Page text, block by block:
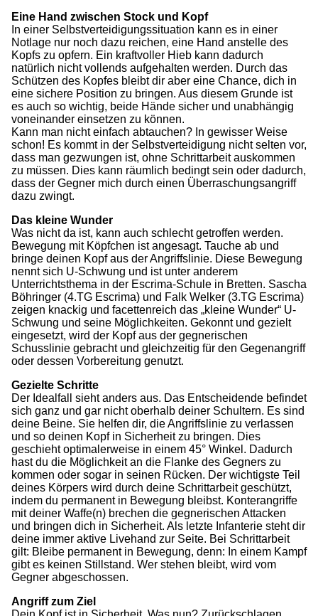
Eine Hand zwischen Stock und Kopf
In einer Selbstverteidigungssituation kann es in einer
Notlage nur noch dazu reichen, eine Hand anstelle des
Kopfs zu opfern. Ein kraftvoller Hieb kann dadurch
natürlich nicht vollends aufgehalten werden. Durch das
Schützen des Kopfes bleibt dir aber eine Chance, dich in
eine sichere Position zu bringen. Aus diesem Grunde ist
es auch so wichtig, beide Hände sicher und unabhängig
voneinander einsetzen zu können.
Kann man nicht einfach abtauchen? In gewisser Weise
schon! Es kommt in der Selbstverteidigung nicht selten vor,
dass man gezwungen ist, ohne Schrittarbeit auskommen
zu müssen. Dies kann räumlich bedingt sein oder dadurch,
dass der Gegner mich durch einen Überraschungsangriff
dazu zwingt.
Das kleine Wunder
Was nicht da ist, kann auch schlecht getroffen werden.
Bewegung mit Köpfchen ist angesagt. Tauche ab und
bringe deinen Kopf aus der Angriffslinie. Diese Bewegung
nennt sich U-Schwung und ist unter anderem
Unterrichtsthema in der Escrima-Schule in Bretten. Sascha
Böhringer (4.TG Escrima) und Falk Welker (3.TG Escrima)
zeigen knackig und facettenreich das „kleine Wunder“ U-
Schwung und seine Möglichkeiten. Gekonnt und gezielt
eingesetzt, wird der Kopf aus der gegnerischen
Schusslinie gebracht und gleichzeitig für den Gegenangriff
oder dessen Vorbereitung genutzt.
Gezielte Schritte
Der Idealfall sieht anders aus. Das Entscheidende befindet
sich ganz und gar nicht oberhalb deiner Schultern. Es sind
deine Beine. Sie helfen dir, die Angriffslinie zu verlassen
und so deinen Kopf in Sicherheit zu bringen. Dies
geschieht optimalerweise in einem 45° Winkel. Dadurch
hast du die Möglichkeit an die Flanke des Gegners zu
kommen oder sogar in seinen Rücken. Der wichtigste Teil
deines Körpers wird durch deine Schrittarbeit geschützt,
indem du permanent in Bewegung bleibst. Konterangriffe
mit deiner Waffe(n) brechen die gegnerischen Attacken
und bringen dich in Sicherheit. Als letzte Infanterie steht dir
deine immer aktive Livehand zur Seite. Bei Schrittarbeit
gilt: Bleibe permanent in Bewegung, denn: In einem Kampf
gibt es keinen Stillstand. Wer stehen bleibt, wird vom
Gegner abgeschossen.
Angriff zum Ziel